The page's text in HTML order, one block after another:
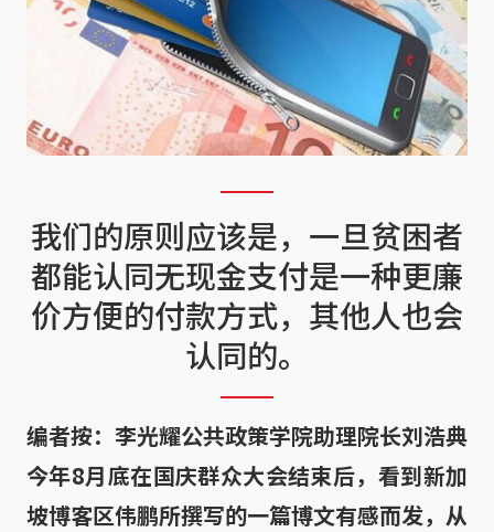
我们的原则应该是，一旦贫困者
都能认同无现金支付是一种更廉
价方便的付款方式，其他人也会
认同的。
编者按：李光耀公共政策学院助理院长刘浩典
今年8月底在国庆群众大会结束后，看到新加
坡博客区伟鹏所撰写的一篇博文有感而发，从